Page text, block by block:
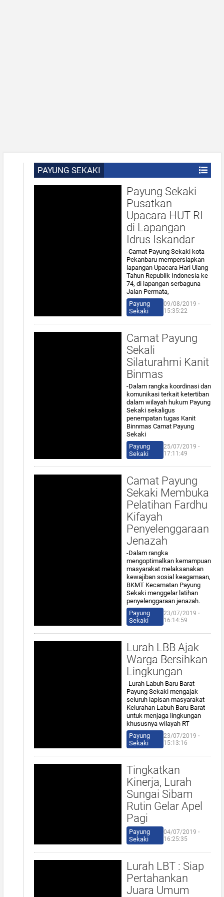
PAYUNG SEKAKI
Payung Sekaki
Pusatkan
Upacara HUT RI
di Lapangan
Idrus Iskandar
-Camat Payung Sekaki kota
Pekanbaru mempersiapkan
lapangan Upacara Hari Ulang
Tahun Republik Indonesia ke
74, di lapangan serbaguna
Jalan Permata,
Payung
Sekaki
09/08/2019 ⋅
15:35:22
Camat Payung
Sekali
Silaturahmi Kanit
Binmas
-Dalam rangka koordinasi dan
komunikasi terkait ketertiban
dalam wilayah hukum Payung
Sekaki sekaligus
penempatan tugas Kanit
Binnmas Camat Payung
Sekaki
Payung
Sekaki
25/07/2019 ⋅
17:11:49
Camat Payung
Sekaki Membuka
Pelatihan Fardhu
Kifayah
Penyelenggaraan
Jenazah
-Dalam rangka
mengoptimalkan kemampuan
masyarakat melaksanakan
kewajiban sosial keagamaan,
BKMT Kecamatan Payung
Sekaki menggelar latihan
penyelenggaraan jenazah.
Payung
Sekaki
23/07/2019 ⋅
16:14:59
Lurah LBB Ajak
Warga Bersihkan
Lingkungan
-Lurah Labuh Baru Barat
Payung Sekaki mengajak
seluruh lapisan masyarakat
Kelurahan Labuh Baru Barat
untuk menjaga lingkungan
khususnya wilayah RT
Payung
Sekaki
23/07/2019 ⋅
15:13:16
Tingkatkan
Kinerja, Lurah
Sungai Sibam
Rutin Gelar Apel
Pagi
Payung
Sekaki
04/07/2019 ⋅
16:25:35
Lurah LBT : Siap
Pertahankan
Juara Umum